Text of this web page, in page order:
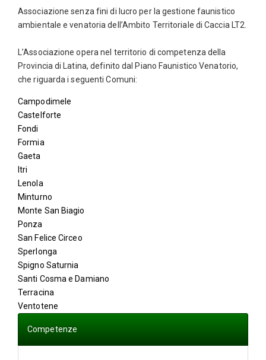
Associazione senza fini di lucro per la gestione faunistico
ambientale e venatoria dell’Ambito Territoriale di Caccia LT2.
L’Associazione opera nel territorio di competenza della
Provincia di Latina, definito dal Piano Faunistico Venatorio,
che riguarda i seguenti Comuni:
Campodimele
Castelforte
Fondi
Formia
Gaeta
Itri
Lenola
Minturno
Monte San Biagio
Ponza
San Felice Circeo
Sperlonga
Spigno Saturnia
Santi Cosma e Damiano
Terracina
Ventotene
Competenze